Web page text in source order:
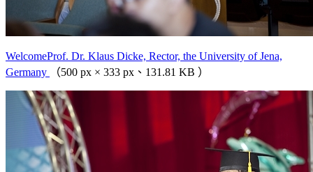
WelcomeProf. Dr. Klaus Dicke, Rector, the University of Jena,
Germany
（500 px × 333 px、131.81 KB ）